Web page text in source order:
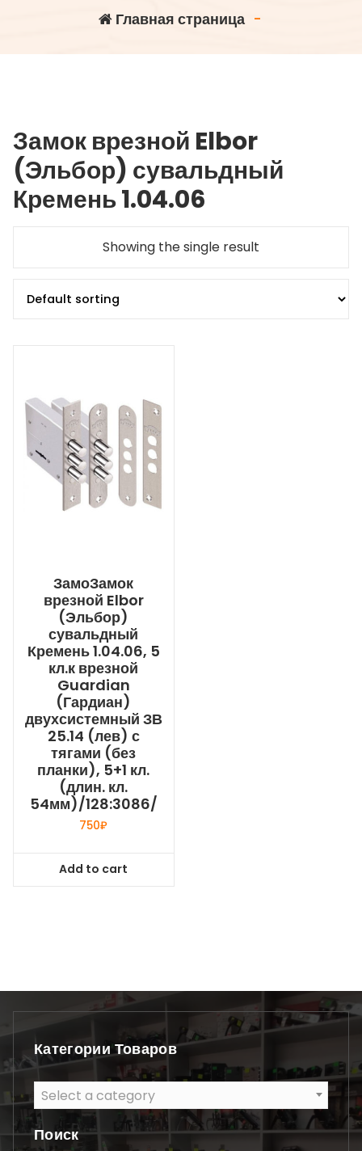
Главная страница-
Замок врезной Elbor
(Эльбор) сувальдный
Кремень 1.04.06
Showing the single result
ЗамоЗамок
врезной Elbor
(Эльбор)
сувальдный
Кремень 1.04.06, 5
кл.к врезной
Guardian
(Гардиан)
двухсистемный ЗВ
25.14 (лев) с
тягами (без
планки), 5+1 кл.
(длин. кл.
54мм)/128:3086/
750₽
Add to cart
Категории Товаров
Select a category
Поиск